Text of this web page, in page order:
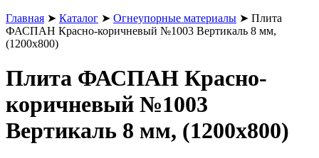
Главная ➤ Каталог ➤ Огнеупорные материалы ➤ Плита
ФАСПАН Красно-коричневый №1003 Вертикаль 8 мм,
(1200х800)
Плита ФАСПАН Красно-
коричневый №1003
Вертикаль 8 мм, (1200х800)